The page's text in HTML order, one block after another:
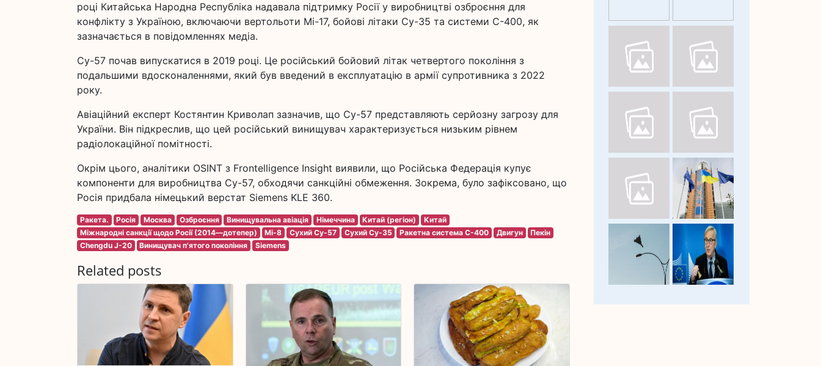
році Китайська Народна Республіка надавала підтримку Росії у виробництві озброєння для
конфлікту з Україною, включаючи вертольоти Мі-17, бойові літаки Су-35 та системи С-400, як
зазначається в повідомленнях медіа.
Су-57 почав випускатися в 2019 році. Це російський бойовий літак четвертого покоління з
подальшими вдосконаленнями, який був введений в експлуатацію в армії супротивника з 2022
року.
Авіаційний експерт Костянтин Криволап зазначив, що Су-57 представляють серйозну загрозу для
України. Він підкреслив, що цей російський винищувач характеризується низьким рівнем
радіолокаційної помітності.
Окрім цього, аналітики OSINT з Frontelligence Insight виявили, що Російська Федерація купує
компоненти для виробництва Су-57, обходячи санкційні обмеження. Зокрема, було зафіксовано, що
Росія придбала німецький верстат Siemens KLE 360.
Ракета. Росія Москва Озброєння Винищувальна авіація Німеччина Китай (регіон)
Китай
Міжнародні санкції щодо Росії (2014—дотепер)
Мі-8 Сухий Су-57 Сухий Су-35 Ракетна система С-400 Двигун
Пекін
Chengdu J-20
Винищувач п'ятого покоління Siemens
Related posts